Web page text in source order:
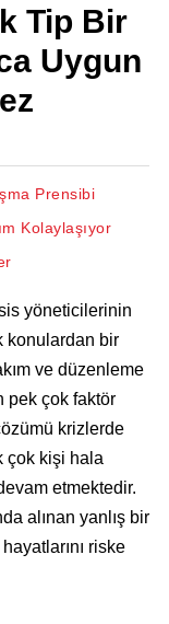
Tip Bir
Uygun
Prensibi
Kolaylaşıyor
yöneticilerinin
konulardan bir
ve düzenleme
pek çok faktör
krizlerde
çok kişi hala
etmektedir.
alınan yanlış bir
riske